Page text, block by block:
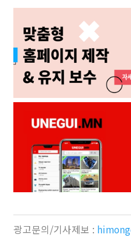
광고문의/기사제보 :